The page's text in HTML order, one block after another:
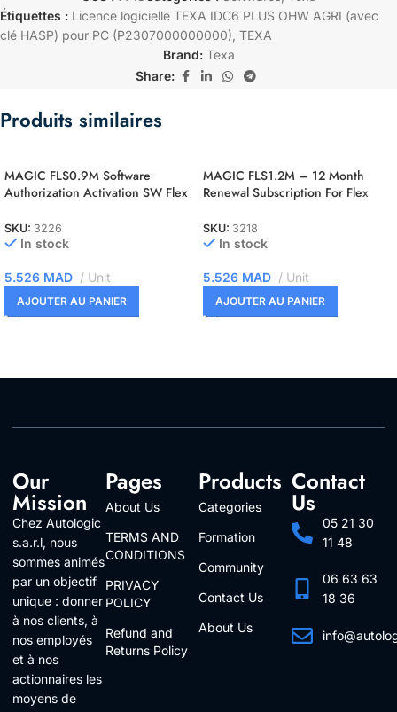
Étiquettes : Licence logicielle TEXA IDC6 PLUS OHW AGRI (avec
clé HASP) pour PC (P2307000000000) TEXA
Brand: Texa
Share:
Produits similaires
MAGIC FLS0.9M Software
Authorization Activation SW Flex
SKU: 3226
In stock
5.526 MAD Unit
AJOUTER AU PANIER
MAGIC FLS1.2M – 12 Month
Renewal Subscription For Flex
SKU: 3218
In stock
5.526 MAD Unit
AJOUTER AU PANIER
Our
Mission
Chez Autologic
s.a.r.l, nous
sommes animés
par un objectif
unique : donner
à nos clients, à
nos employés
et à nos
actionnaires les
moyens de
Pages
About Us
TERMS AND
CONDITIONS
PRIVACY
POLICY
Refund and
Returns Policy
Products
Categories
Formation
Community
Contact Us
About Us
Contact
Us
05 21 30
11 48
06 63 63
18 36